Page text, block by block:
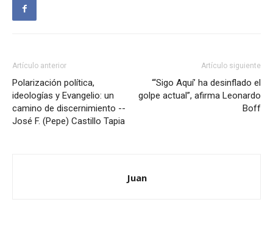
Artículo anterior
Polarización política,
ideologías y Evangelio: un
camino de discernimiento --
José F. (Pepe) Castillo Tapia
Artículo siguiente
“‘Sigo Aquí’ ha desinflado el
golpe actual”, afirma Leonardo
Boff
Juan